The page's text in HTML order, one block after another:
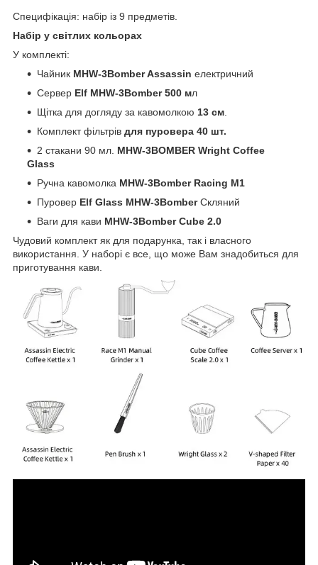
Специфікація: набір із 9 предметів.
Набір у світлих кольорах
У комплекті:
Чайник MHW-3Bomber Assassin електричний
Сервер Elf MHW-3Bomber 500 мл
Щітка для догляду за кавомолкою 13 см.
Комплект фільтрів для пуровера 40 шт.
2 стакани 90 мл. MHW-3BOMBER Wright Coffee
Glass
Ручна кавомолка MHW-3Bomber Racing M1
Пуровер Elf Glass MHW-3BomberСкляний
Ваги для кави MHW-3Bomber Cube 2.0
Чудовий комплект як для подарунка, так і власного
використання. У наборі є все, що може Вам знадобиться для
приготування кави.